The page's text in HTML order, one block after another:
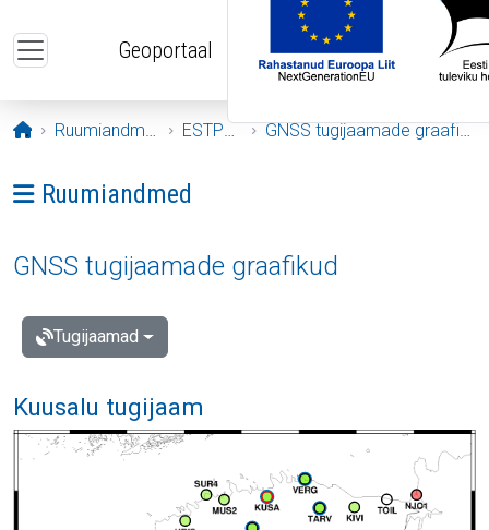
Geoportaal
Avaleht
Ruumiandmed ESTPOS GNSS tugijaamade graafikud
Ava menüü: Ruumiandmed
Ruumiandmed
GNSS tugijaamade graafikud
Tugijaamad
Kuusalu tugijaam